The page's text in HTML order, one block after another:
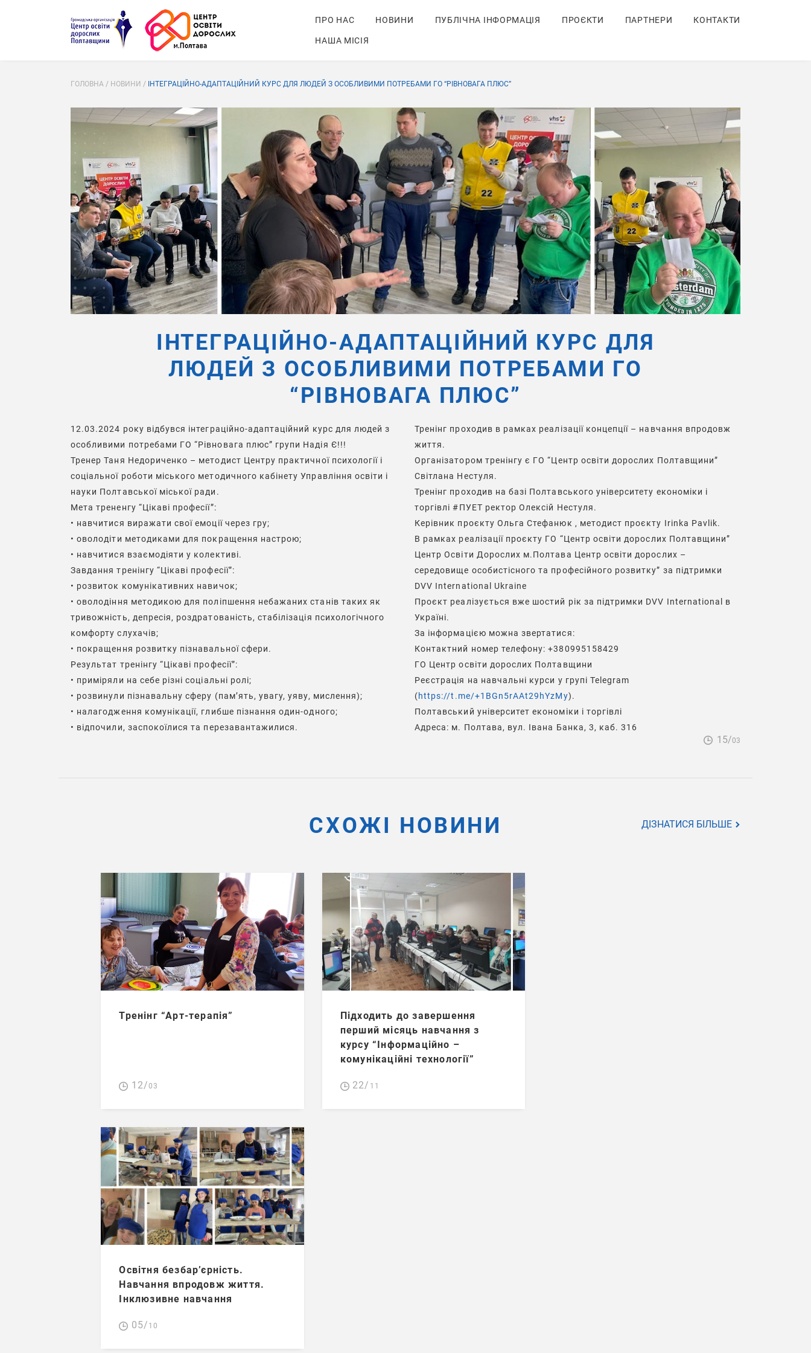
ПРО НАС
НАША МІСІЯ
НОВИНИ ПУБЛІЧНА ІНФОРМАЦІЯ ПРОЄКТИ ПАРТНЕРИ КОНТАКТИ
ГОЛОВНА / НОВИНИ / ІНТЕГРАЦІЙНО-АДАПТАЦІЙНИЙ КУРС ДЛЯ ЛЮДЕЙ З ОСОБЛИВИМИ ПОТРЕБАМИ ГО “РІВНОВАГА ПЛЮС”
ІНТЕГРАЦІЙНО-АДАПТАЦІЙНИЙ КУРС ДЛЯ
ЛЮДЕЙ З ОСОБЛИВИМИ ПОТРЕБАМИ ГО
“РІВНОВАГА ПЛЮС”
12.03.2024 року відбувся інтеграційно-адаптаційний курс для людей з
особливими потребами ГО “Рівновага плюс” групи Надія Є!!!
ТренерТаня Недориченко – методист Центру практичної психології і
соціальної роботи міського методичного кабінету Управління освіти і
науки Полтавської міської ради.
Мета трененгу “Цікаві професії”:
• навчитися виражати свої емоції через гру;
• оволодіти методиками для покращення настрою;
• навчитися взаємодіяти у колективі.
Завдання тренінгу “Цікаві професії”:
• розвиток комунікативних навичок;
• оволодіння методикою для поліпшення небажаних станів таких як
тривожність, депресія, роздратованість, стабілізація психологічного
комфорту слухачів;
• покращення розвитку пізнавальної сфери.
Результат тренінгу “Цікаві професії”:
• приміряли на себе різні соціальні ролі;
• розвинули пізнавальну сферу (пам’ять, увагу, уяву, мислення);
• налагодження комунікації, глибше пізнання один-одного;
• відпочили, заспокоїлися та перезавантажилися.
Тренінг проходив в рамках реалізації концепції – навчання впродовж
життя.
Організатором тренінгу є ГО “Центр освіти дорослих Полтавщини”
Світлана Нестуля.
Тренінг проходив на базі Полтавського університету економіки і
торгівлі #ПУЕТ ректорОлексій Нестуля.
Керівник проєкту Ольга Стефанюк , методист проєкту Irinka Pavlik.
В рамках реалізації проєкту ГО “Центр освіти дорослих Полтавщини”
Центр Освіти Дорослих м.Полтава Центр освіти дорослих –
середовище особистісного та професійного розвитку” за підтримки
DVV International Ukraine
Проєкт реалізується вже шостий рік за підтримки DVV International в
Україні.
За інформацією можна звертатися:
Контактний номер телефону: +380995158429
ГО Центр освіти дорослих Полтавщини
Реєстрація на навчальні курси у групі Telegram
(https://t.me/+1BGn5rAAt29hYzMy).
Полтавський університет економіки і торгівлі
Адреса: м. Полтава, вул. Івана Банка, 3, каб. 316
15/03
СХОЖІ НОВИНИ
Тренінг “Арт-терапія”
12/03
Підходить до завершення
перший місяць навчання з
курсу “Інформаційно –
комунікаційні технології”
22/ 11
Освітня безбар’єрність.
Навчання впродовж життя.
Інклюзивне навчання
05/ 10
ДІЗНАТИСЯ БІЛЬШЕ